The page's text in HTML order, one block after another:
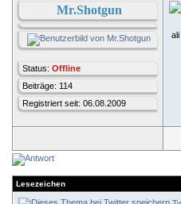
Mr.Shotgun
Status: Offline
Beiträge: 114
Registriert seit: 06.08.2009
Lesezeichen